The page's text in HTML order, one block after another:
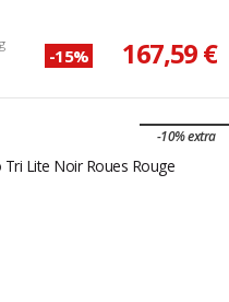
-15% 167,59 €
-10% extra